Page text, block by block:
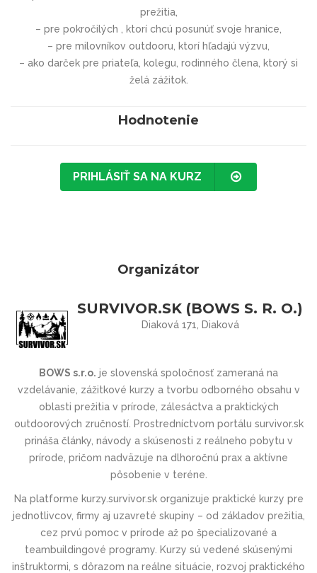
prežitia,
– pre pokročilých , ktorí chcú posunúť svoje hranice,
– pre milovníkov outdooru, ktorí hľadajú výzvu,
– ako darček pre priateľa, kolegu, rodinného člena, ktorý si
želá zážitok.
Hodnotenie
PRIHLÁSIŤ SA NA KURZ
Organizátor
SURVIVOR.SK (BOWS S. R. O.)
Diaková 171, Diaková
BOWS s.r.o. je slovenská spoločnosť zameraná na
vzdelávanie, zážitkové kurzy a tvorbu odborného obsahu v
oblasti prežitia v prírode, zálesáctva a praktických
outdoorových zručností. Prostredníctvom portálu survivor.sk
prináša články, návody a skúsenosti z reálneho pobytu v
prírode, pričom nadväzuje na dlhoročnú prax a aktívne
pôsobenie v teréne.
Na platforme kurzy.survivor.sk organizuje praktické kurzy pre
jednotlivcov, firmy aj uzavreté skupiny – od základov prežitia,
cez prvú pomoc v prírode až po špecializované a
teambuildingové programy. Kurzy sú vedené skúsenými
inštruktormi, s dôrazom na reálne situácie, rozvoj praktického